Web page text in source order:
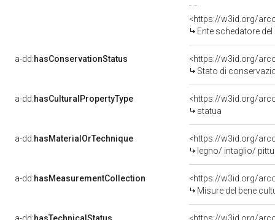
<https://w3id.org/
Ente schedatore
a-dd:hasConservationStatus
<https://w3id.org/
Stato di
a-dd:hasCulturalPropertyType
<https://w3id.org/
statua
a-dd:hasMaterialOrTechnique
<https://w3id.org/
legno/ intaglio/
a-dd:hasMeasurementCollection
<https://w3id.org/
Misure del bene